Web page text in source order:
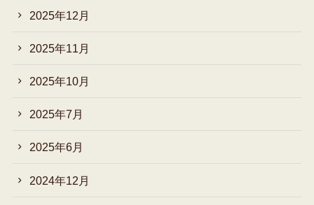
2025年12月
2025年11月
2025年10月
2025年7月
2025年6月
2024年12月